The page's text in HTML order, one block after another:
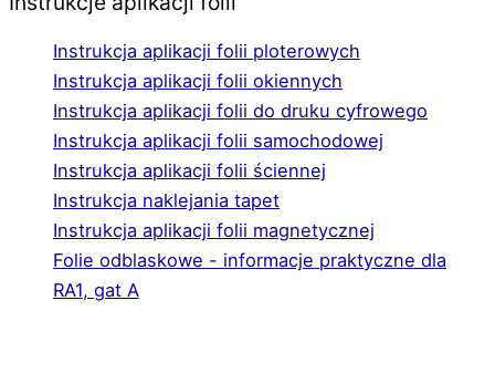
Instrukcja aplikacji folii ploterowych
Instrukcja aplikacji folii okiennych
Instrukcja aplikacji folii do druku cyfrowego
Instrukcja aplikacji folii samochodowej
Instrukcja aplikacji folii ściennej
Instrukcja naklejania tapet
Instrukcja aplikacji folii magnetycznej
Folie odblaskowe - informacje praktyczne dla
RA1, gat A